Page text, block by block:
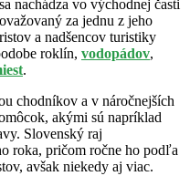
nachádza vo východnej časti
za jednu z jeho
a nadšencov turistiky
roklín, vodopádov,
.
chodníkov a v náročnejších
akými sú napríklad
Slovenský raj
roka, pričom ročne ho podľa
avšak niekedy aj viac.